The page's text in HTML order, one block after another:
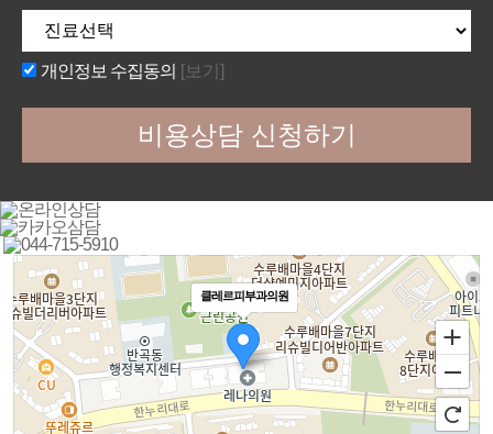
개인정보 수집동의 [보기]
클레르피부과의원